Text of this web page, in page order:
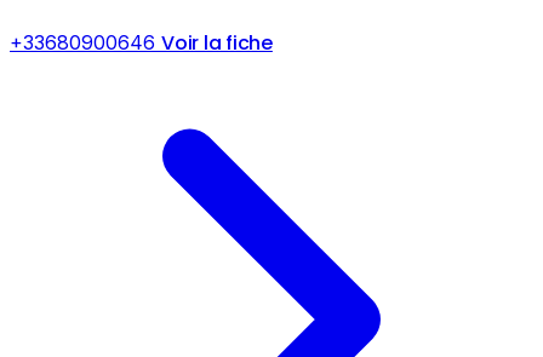
+33680900646 Voir la fiche